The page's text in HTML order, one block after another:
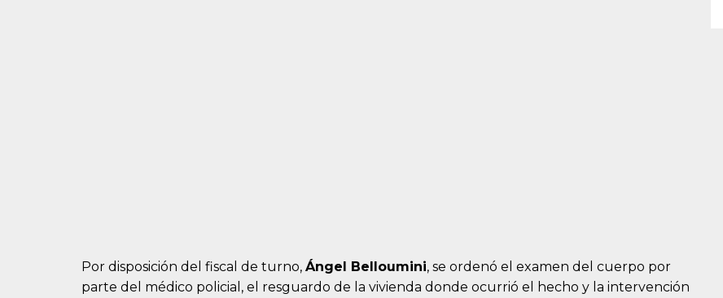
Por disposición del fiscal de turno, Ángel Belloumini, se ordenó el examen del cuerpo por
parte del médico policial, el resguardo de la vivienda donde ocurrió el hecho y la intervención